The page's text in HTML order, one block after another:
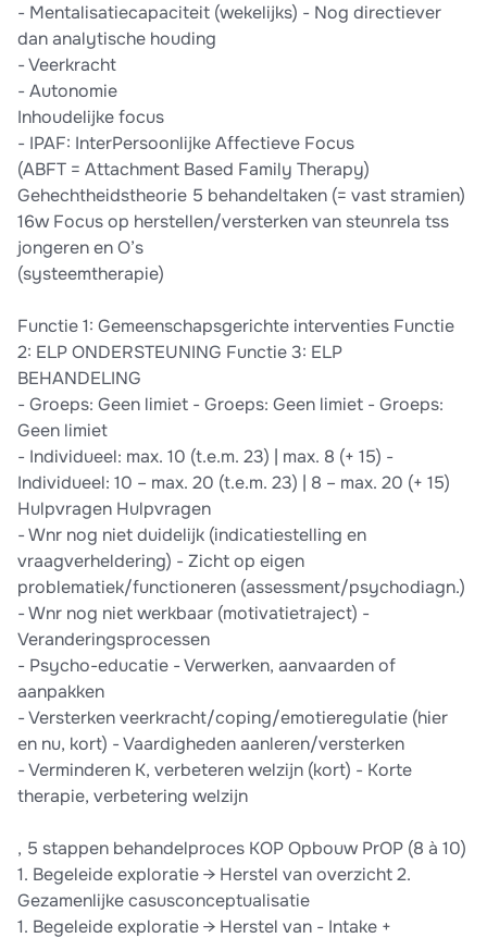
- Mentalisatiecapaciteit (wekelijks) - Nog directiever
dan analytische houding
- Veerkracht
- Autonomie
Inhoudelijke focus
- IPAF: InterPersoonlijke Affectieve Focus
(ABFT = Attachment Based Family Therapy)
Gehechtheidstheorie 5 behandeltaken (= vast stramien)
16w Focus op herstellen/versterken van steunrela tss
jongeren en O’s
(systeemtherapie)
Functie 1: Gemeenschapsgerichte interventies Functie
2: ELP ONDERSTEUNING Functie 3: ELP
BEHANDELING
- Groeps: Geen limiet - Groeps: Geen limiet - Groeps:
Geen limiet
- Individueel: max. 10 (t.e.m. 23) | max. 8 (+ 15) -
Individueel: 10 – max. 20 (t.e.m. 23) | 8 – max. 20 (+ 15)
Hulpvragen Hulpvragen
- Wnr nog niet duidelijk (indicatiestelling en
vraagverheldering) - Zicht op eigen
problematiek/functioneren (assessment/psychodiagn.)
- Wnr nog niet werkbaar (motivatietraject) -
Veranderingsprocessen
- Psycho-educatie - Verwerken, aanvaarden of
aanpakken
- Versterken veerkracht/coping/emotieregulatie (hier
en nu, kort) - Vaardigheden aanleren/versterken
- Verminderen K, verbeteren welzijn (kort) - Korte
therapie, verbetering welzijn
, 5 stappen behandelproces KOP Opbouw PrOP (8 à 10)
1. Begeleide exploratie → Herstel van overzicht 2.
Gezamenlijke casusconceptualisatie
1. Begeleide exploratie → Herstel van - Intake +